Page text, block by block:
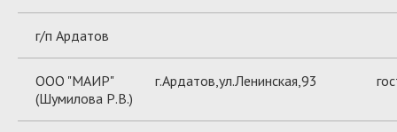
г/п Ардатов
ООО "МАИР"
(Шумилова Р.В.)
г.Ардатов,ул.Ленинская,93